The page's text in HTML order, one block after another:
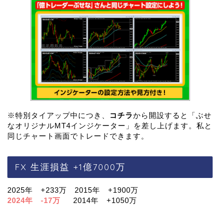
※特別タイアップ中につき、 コチラから開設すると「ぶせ
なオリジナルMT4インジケーター」を差し上げます。私と
同じチャート画面でトレードできます。
FX 生涯損益 +1億7000万
2025年 +233万 2015年 +1900万
2024年 -17万
2014年 +1050万